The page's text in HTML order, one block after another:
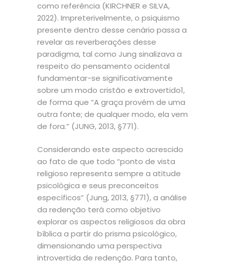
como referência (KIRCHNER e SILVA,
2022). Impreterivelmente, o psiquismo
presente dentro desse cenário passa a
revelar as reverberações desse
paradigma, tal como Jung sinalizava a
respeito do pensamento ocidental
fundamentar-se significativamente
sobre um modo cristão e extrovertido1,
de forma que “A graça provém de uma
outra fonte; de qualquer modo, ela vem
de fora.” (JUNG, 2013, §771).
Considerando este aspecto acrescido
ao fato de que todo “ponto de vista
religioso representa sempre a atitude
psicológica e seus preconceitos
específicos” (Jung, 2013, §771), a análise
da redenção terá como objetivo
explorar os aspectos religiosos da obra
bíblica a partir do prisma psicológico,
dimensionando uma perspectiva
introvertida de redenção. Para tanto,